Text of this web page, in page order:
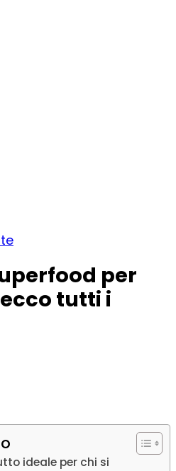
per
tutti i
ideale per chi si